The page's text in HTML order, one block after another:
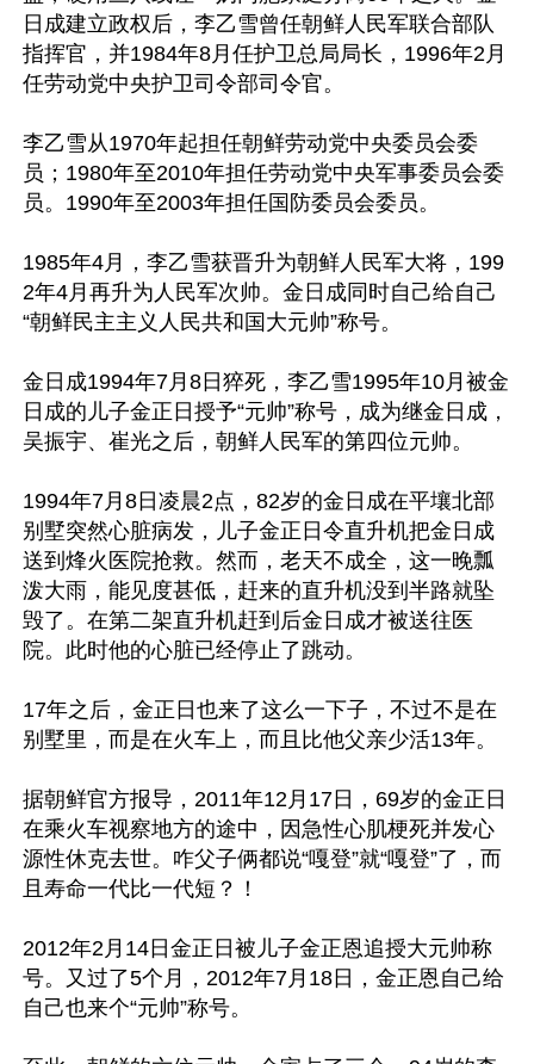
日成建立政权后，李乙雪曾任朝鲜人民军联合部队
指挥官，并1984年8月任护卫总局局长，1996年2月
任劳动党中央护卫司令部司令官。
李乙雪从1970年起担任朝鲜劳动党中央委员会委
员；1980年至2010年担任劳动党中央军事委员会委
员。1990年至2003年担任国防委员会委员。
1985年4月，李乙雪获晋升为朝鲜人民军大将，199
2年4月再升为人民军次帅。金日成同时自己给自己
“朝鲜民主主义人民共和国大元帅”称号。
金日成1994年7月8日猝死，李乙雪1995年10月被金
日成的儿子金正日授予“元帅”称号，成为继金日成，
吴振宇、崔光之后，朝鲜人民军的第四位元帅。
1994年7月8日凌晨2点，82岁的金日成在平壤北部
别墅突然心脏病发，儿子金正日令直升机把金日成
送到烽火医院抢救。然而，老天不成全，这一晚瓢
泼大雨，能见度甚低，赶来的直升机没到半路就坠
毁了。在第二架直升机赶到后金日成才被送往医
院。此时他的心脏已经停止了跳动。
17年之后，金正日也来了这么一下子，不过不是在
别墅里，而是在火车上，而且比他父亲少活13年。
据朝鲜官方报导，2011年12月17日，69岁的金正日
在乘火车视察地方的途中，因急性心肌梗死并发心
源性休克去世。咋父子俩都说“嘎登”就“嘎登”了，而
且寿命一代比一代短？！
2012年2月14日金正日被儿子金正恩追授大元帅称
号。又过了5个月，2012年7月18日，金正恩自己给
自己也来个“元帅”称号。